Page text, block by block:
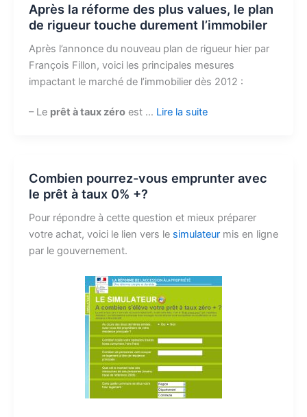
Après la réforme des plus values, le plan
de rigueur touche durement l’immobiler
Après l’annonce du nouveau plan de rigueur hier par
François Fillon, voici les principales mesures
impactant le marché de l’immobilier dès 2012 :
– Le prêt à taux zéroest … Lire la suite
Combien pourrez-vous emprunter avec
le prêt à taux 0% +?
Pour répondre à cette question et mieux préparer
votre achat, voici le lien vers le simulateurmis en ligne
par le gouvernement.